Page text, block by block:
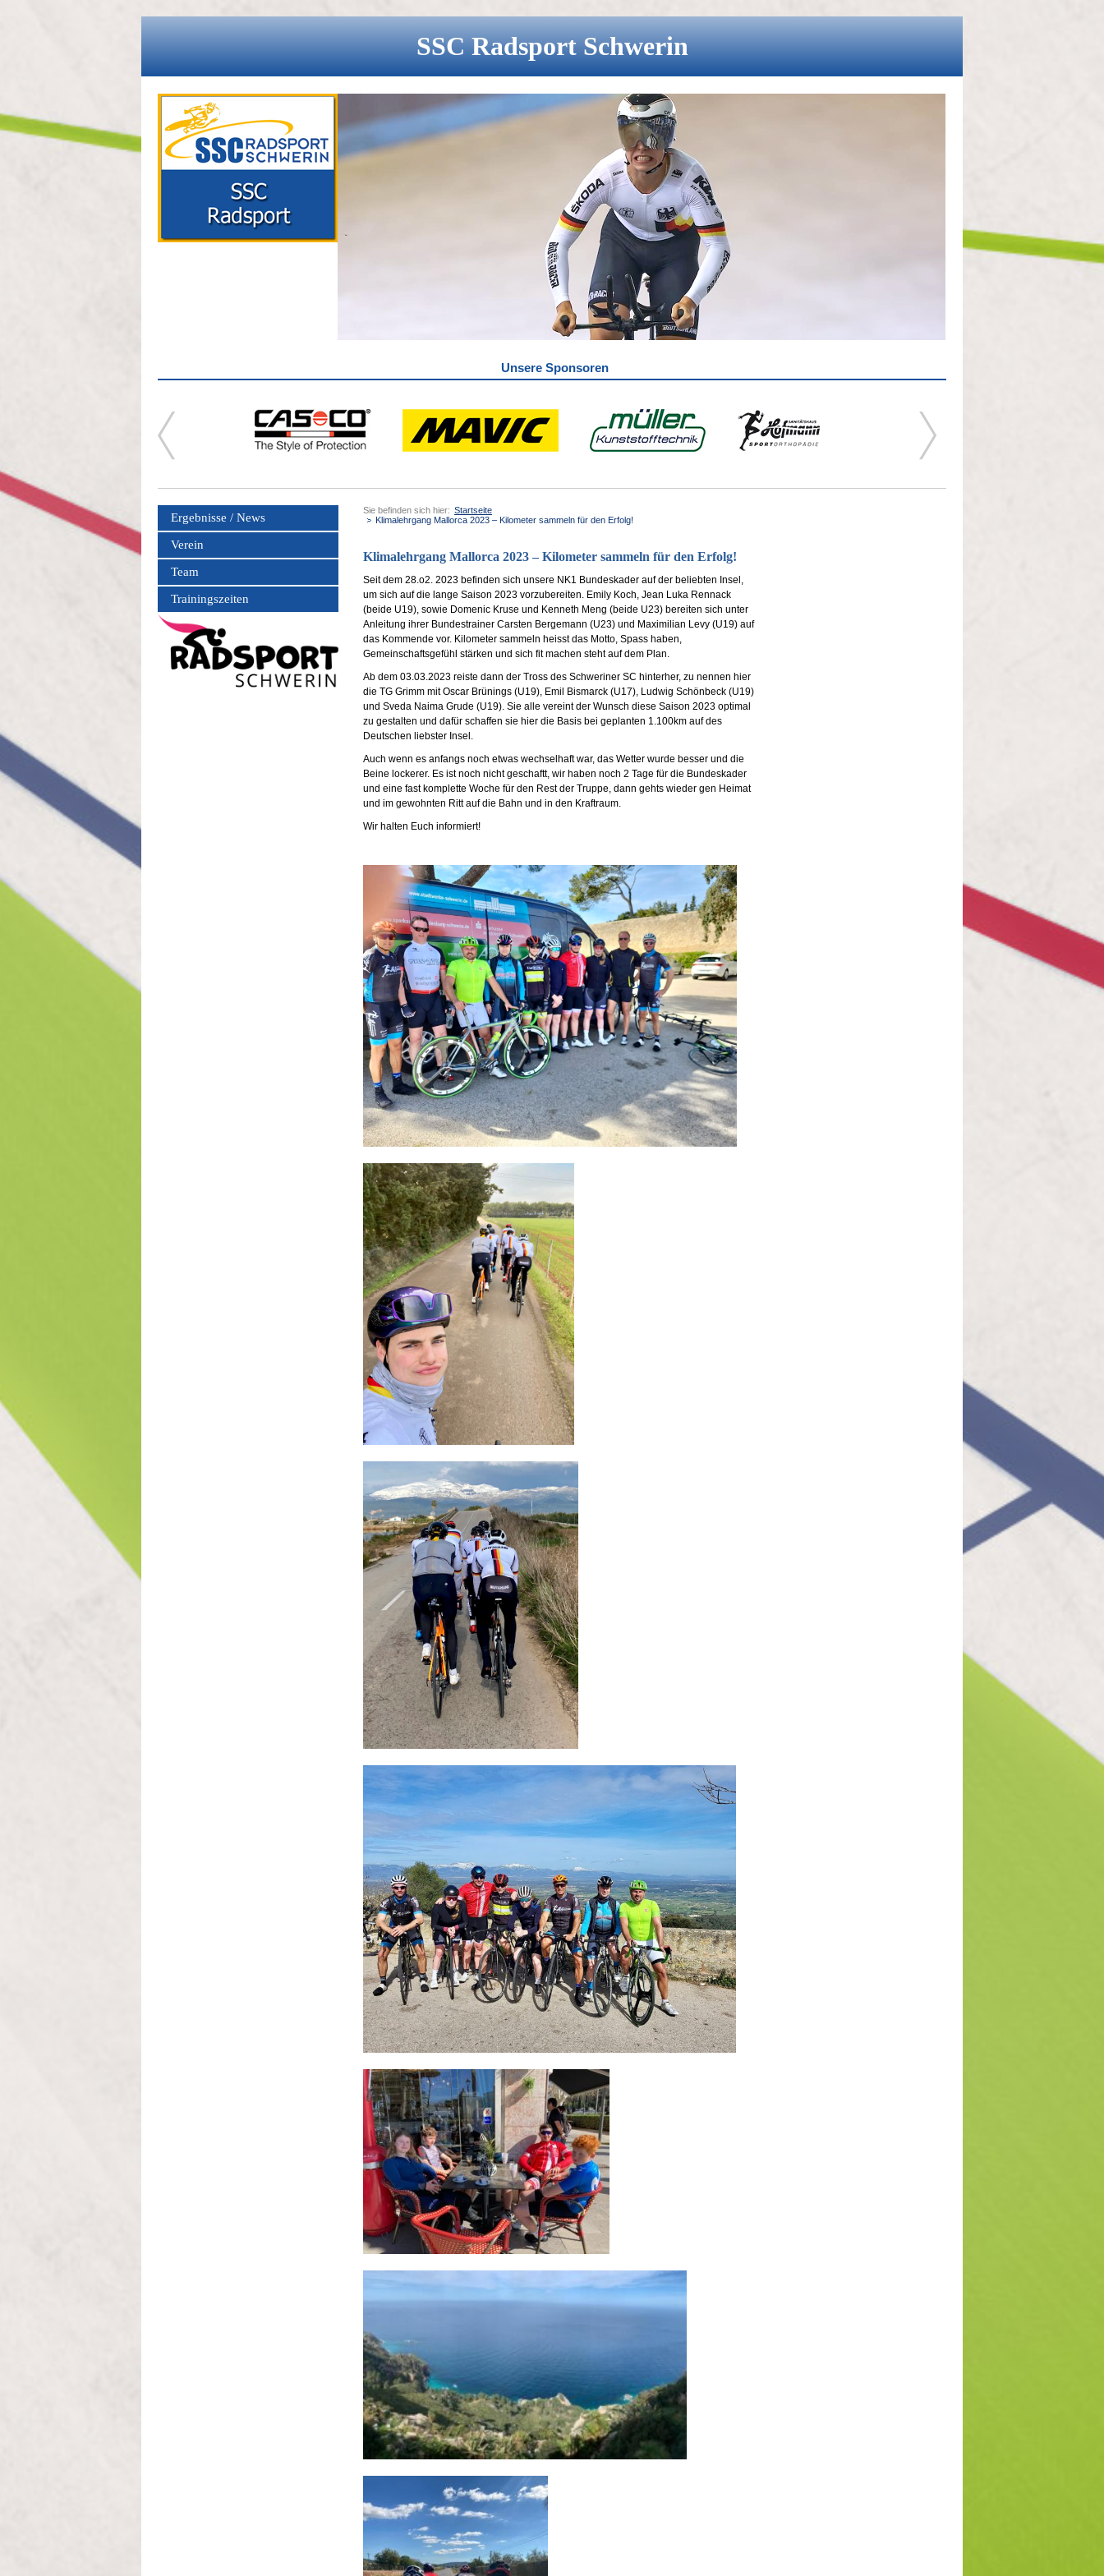
SSC Radsport Schwerin
Unsere Sponsoren
Ergebnisse / News
Verein
Team
Trainingszeiten
Sie befinden sich hier: Startseite
Klimalehrgang Mallorca 2023 – Kilometer sammeln für den Erfolg!
Klimalehrgang Mallorca 2023 – Kilometer sammeln für den Erfolg!
Seit dem 28.o2. 2023 befinden sich unsere NK1 Bundeskader auf der beliebten Insel,
um sich auf die lange Saison 2023 vorzubereiten. Emily Koch, Jean Luka Rennack
(beide U19), sowie Domenic Kruse und Kenneth Meng (beide U23) bereiten sich unter
Anleitung ihrer Bundestrainer Carsten Bergemann (U23) und Maximilian Levy (U19) auf
das Kommende vor. Kilometer sammeln heisst das Motto, Spass haben,
Gemeinschaftsgefühl stärken und sich fit machen steht auf dem Plan.
Ab dem 03.03.2023 reiste dann der Tross des Schweriner SC hinterher, zu nennen hier
die TG Grimm mit Oscar Brünings (U19), Emil Bismarck (U17), Ludwig Schönbeck (U19)
und Sveda Naima Grude (U19). Sie alle vereint der Wunsch diese Saison 2023 optimal
zu gestalten und dafür schaffen sie hier die Basis bei geplanten 1.100km auf des
Deutschen liebster Insel.
Auch wenn es anfangs noch etwas wechselhaft war, das Wetter wurde besser und die
Beine lockerer. Es ist noch nicht geschaftt, wir haben noch 2 Tage für die Bundeskader
und eine fast komplette Woche für den Rest der Truppe, dann gehts wieder gen Heimat
und im gewohnten Ritt auf die Bahn und in den Kraftraum.
Wir halten Euch informiert!